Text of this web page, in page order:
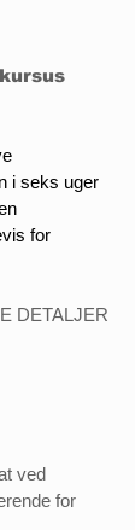
i seks uger
for
DETALJER
ved
for